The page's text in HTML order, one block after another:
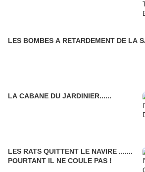
LES BOMBES A RETARDEMENT DE LA
LA CABANE DU JARDINIER......
LES RATS QUITTENT LE NAVIRE .......
POURTANT IL NE COULE PAS !